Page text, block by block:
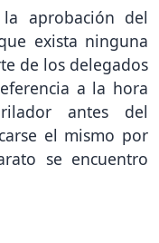
aprobación del
exista ninguna
de los delegados
a la hora
antes del
el mismo por
se encuentro